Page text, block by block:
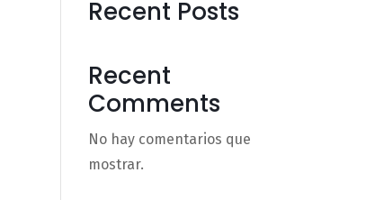
Recent Posts
Recent
Comments
No hay comentarios que
mostrar.